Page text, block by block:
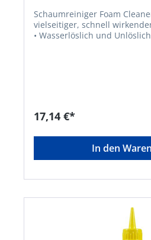
Schaumreiniger Foam
vielseitiger, schnell
• Wasserlöslich und
H229: Behälter steht unter
Erwärmung bersten;H222:
VerwendungHersteller: ITW
Am Eichenbach 14, 73054
17,14 €*
In den